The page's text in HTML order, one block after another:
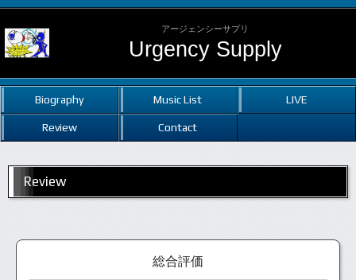
アージェンシーサプリ
Urgency Supply
Biography Music List LIVE
Review Contact
Review
総合評価